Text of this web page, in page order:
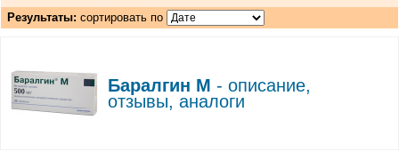
Результаты: сортировать по
Баралгин М - описание,
отзывы, аналоги